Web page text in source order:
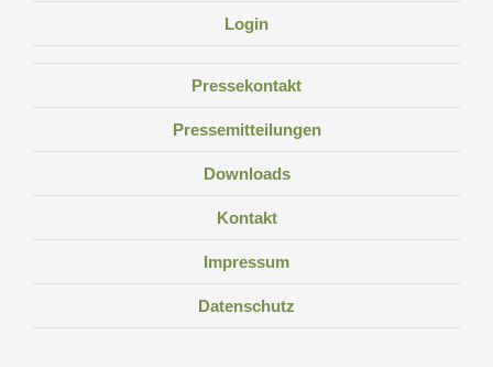
Login
Pressekontakt
Pressemitteilungen
Downloads
Kontakt
Impressum
Datenschutz